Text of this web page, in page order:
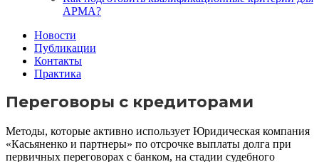
АРМА?
Новости
Публикации
Контакты
Практика
Переговоры с кредиторами
Методы, которые активно использует Юридическая компания
«Касьяненко и партнеры» по отсрочке выплаты долга при
первичных переговорах с банком, на стадии судебного